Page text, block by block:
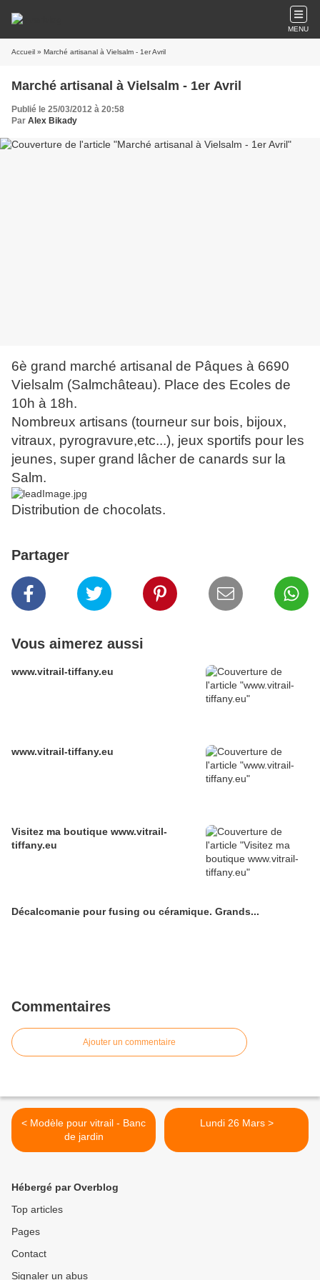
MENU
Accueil » Marché artisanal à Vielsalm - 1er Avril
Marché artisanal à Vielsalm - 1er Avril
Publié le 25/03/2012 à 20:58
Par Alex Bikady
6è grand marché artisanal de Pâques à 6690
Vielsalm (Salmchâteau). Place des Ecoles de
10h à 18h.
Nombreux artisans (tourneur sur bois, bijoux,
vitraux, pyrogravure,etc...), jeux sportifs pour les
jeunes, super grand lâcher de canards sur la
Salm.
Distribution de chocolats.
Partager
Vous aimerez aussi
www.vitrail-tiffany.eu
www.vitrail-tiffany.eu
Visitez ma boutique www.vitrail-
tiffany.eu
Décalcomanie pour fusing ou céramique. Grands...
Commentaires
Ajouter un commentaire
< Modèle pour vitrail - Banc
de jardin
Lundi 26 Mars >
Hébergé par Overblog
Top articles
Pages
Contact
Signaler un abus